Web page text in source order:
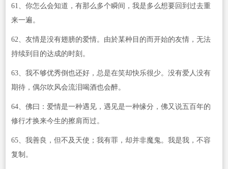
61、你怎么会知道，有那么多个瞬间，我是多么想要回到过去重
来一遍。
62、友情是没有翅膀的爱情。由於某种目的而开始的友情，无法
持续到目的达成的时刻。
63、我不够优秀倒也还好，总是在笑却快乐很少。没有爱人没有
期待，偶尔吹风会流泪喝酒也会醉。
64、佛曰：爱情是一种遇见，遇见是一种缘分，佛又说五百年的
修行才换来今生的擦肩而过。
65、我善良，但不及天使；我有罪，却并非魔鬼。我是我，不容
复制。